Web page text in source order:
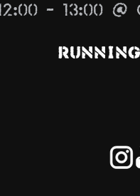
– 13:00